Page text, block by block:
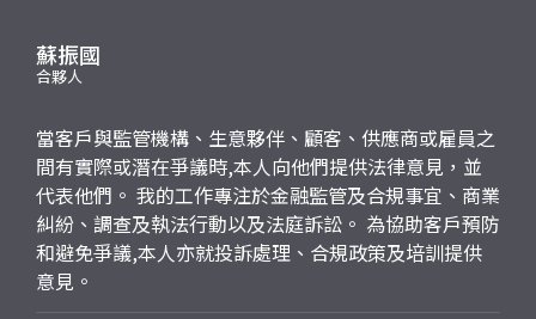
蘇振國
合夥人
當客戶與監管機構、生意夥伴、顧客、供應商或雇員之
間有實際或潛在爭議時,本人向他們提供法律意見，並
代表他們。 我的工作專注於金融監管及合規事宜、商業
糾紛、調查及執法行動以及法庭訴訟。 為協助客戶預防
和避免爭議,本人亦就投訴處理、合規政策及培訓提供
意見。